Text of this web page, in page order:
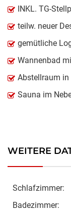
INKL. TG-
teilw. neuer
gemütliche
Wannenbad
Abstellraum in
Sauna im
WEITERE
Schlafzimmer:
Badezimmer: